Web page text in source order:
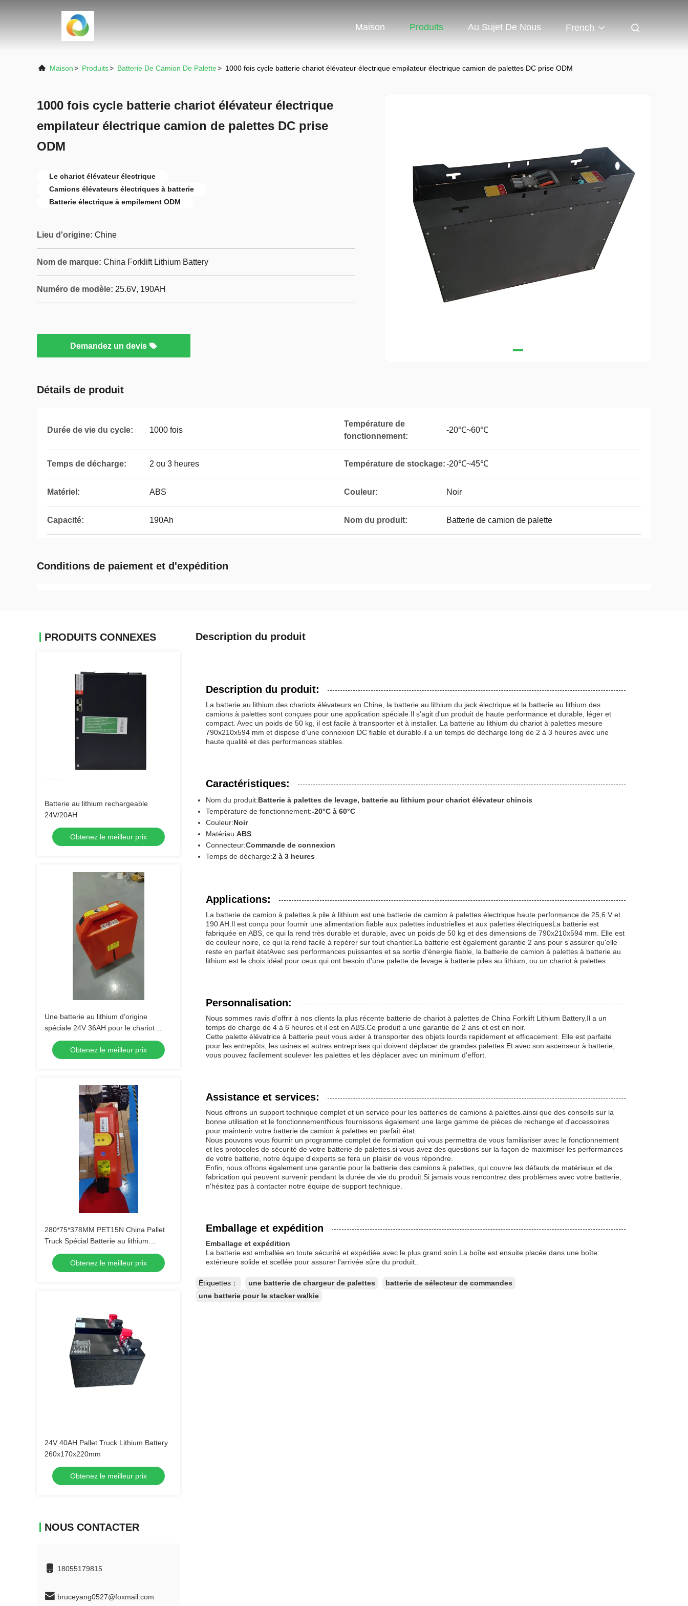
Maison Produits Au Sujet De Nous French
Maison> Produits> Batterie De Camion De Palette> 1000 fois cycle batterie chariot élévateur électrique empilateur électrique camion de palettes DC prise ODM
1000 fois cycle batterie chariot élévateur électrique
empilateur électrique camion de palettes DC prise
ODM
Le chariot élévateur électrique
Camions élévateurs électriques à batterie
Batterie électrique à empilement ODM
Lieu d'origine: Chine
Nom de marque: China Forklift Lithium Battery
Numéro de modèle: 25.6V, 190AH
Demandez un devis
Détails de produit
Durée de vie du cycle: 1000 fois
Température de
fonctionnement:
-20℃~60℃
Temps de décharge: 2 ou 3 heures Température de stockage:-20℃~45℃
Matériel: ABS Couleur: Noir
Capacité: 190Ah Nom du produit: Batterie de camion de palette
Conditions de paiement et d'expédition
PRODUITS CONNEXES
Batterie au lithium rechargeable
24V/20AH
Obtenez le meilleur prix
Une batterie au lithium d'origine
spéciale 24V 36AH pour le chariot
élévateur à palettes PET15N
Obtenez le meilleur prix
280*75*378MM PET15N China Pallet
Truck Spécial Batterie au lithium
originale 24V 36AH
Obtenez le meilleur prix
24V 40AH Pallet Truck Lithium Battery
260x170x220mm
Obtenez le meilleur prix
NOUS CONTACTER
18055179815
bruceyang0527@foxmail.com
Description du produit
Description du produit:
La batterie au lithium des chariots élévateurs en Chine, la batterie au lithium du jack électrique et la batterie au lithium des
camions à palettes sont conçues pour une application spéciale.Il s'agit d'un produit de haute performance et durable, léger et
compact. Avec un poids de 50 kg, il est facile à transporter et à installer. La batterie au lithium du chariot à palettes mesure
790x210x594 mm et dispose d'une connexion DC fiable et durable.il a un temps de décharge long de 2 à 3 heures avec une
haute qualité et des performances stables.
Caractéristiques:
Nom du produit:Batterie à palettes de levage, batterie au lithium pour chariot élévateur chinois
Température de fonctionnement:-20°C à 60°C
Couleur:Noir
Matériau:ABS
Connecteur:Commande de connexion
Temps de décharge:2 à 3 heures
Applications:
La batterie de camion à palettes à pile à lithium est une batterie de camion à palettes électrique haute performance de 25,6 V et
190 AH.Il est conçu pour fournir une alimentation fiable aux palettes industrielles et aux palettes électriquesLa batterie est
fabriquée en ABS, ce qui la rend très durable et durable, avec un poids de 50 kg et des dimensions de 790x210x594 mm. Elle est
de couleur noire, ce qui la rend facile à repérer sur tout chantier.La batterie est également garantie 2 ans pour s'assurer qu'elle
reste en parfait étatAvec ses performances puissantes et sa sortie d'énergie fiable, la batterie de camion à palettes à batterie au
lithium est le choix idéal pour ceux qui ont besoin d'une palette de levage à batterie.piles au lithium, ou un chariot à palettes.
Personnalisation:
Nous sommes ravis d'offrir à nos clients la plus récente batterie de chariot à palettes de China Forklift Lithium Battery.Il a un
temps de charge de 4 à 6 heures et il est en ABS.Ce produit a une garantie de 2 ans et est en noir.
Cette palette élévatrice à batterie peut vous aider à transporter des objets lourds rapidement et efficacement. Elle est parfaite
pour les entrepôts, les usines et autres entreprises qui doivent déplacer de grandes palettes.Et avec son ascenseur à batterie,
vous pouvez facilement soulever les palettes et les déplacer avec un minimum d'effort.
Assistance et services:
Nous offrons un support technique complet et un service pour les batteries de camions à palettes.ainsi que des conseils sur la
bonne utilisation et le fonctionnementNous fournissons également une large gamme de pièces de rechange et d'accessoires
pour maintenir votre batterie de camion à palettes en parfait état.
Nous pouvons vous fournir un programme complet de formation qui vous permettra de vous familiariser avec le fonctionnement
et les protocoles de sécurité de votre batterie de palettes.si vous avez des questions sur la façon de maximiser les performances
de votre batterie, notre équipe d'experts se fera un plaisir de vous répondre.
Enfin, nous offrons également une garantie pour la batterie des camions à palettes, qui couvre les défauts de matériaux et de
fabrication qui peuvent survenir pendant la durée de vie du produit.Si jamais vous rencontrez des problèmes avec votre batterie,
n'hésitez pas à contacter notre équipe de support technique.
Emballage et expédition
Emballage et expédition
La batterie est emballée en toute sécurité et expédiée avec le plus grand soin.La boîte est ensuite placée dans une boîte
extérieure solide et scellée pour assurer l'arrivée sûre du produit..
Étiquettes： une batterie de chargeur de palettes
batterie de sélecteur de commandes
une batterie pour le stacker walkie